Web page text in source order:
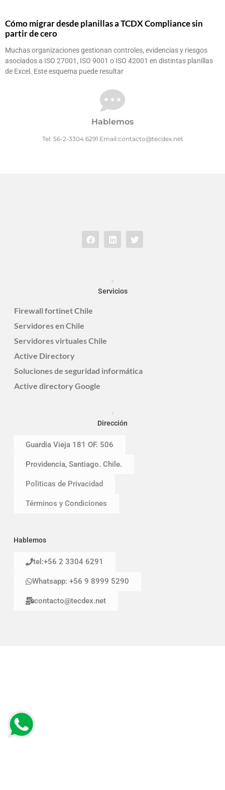
Cómo migrar desde planillas a TCDX Compliance sin
partir de cero
Muchas organizaciones gestionan controles, evidencias y riesgos
asociados a ISO 27001, ISO 9001 o ISO 42001 en distintas planillas
de Excel. Este esquema puede resultar
Hablemos
Tel: 56-2-3304 6291 Email:contacto@tecdex.net
Servicios
Firewall fortinet Chile
Servidores en Chile
Servidores virtuales Chile
Active Directory
Soluciones de seguridad informática
Active directory Google
Dirección
Guardia Vieja 181 OF. 506
Providencia, Santiago. Chile.
Politicas de Privacidad
Términos y Condiciones
Hablemos
tel:+56 2 3304 6291
Whatsapp: +56 9 8999 5290
contacto@tecdex.net